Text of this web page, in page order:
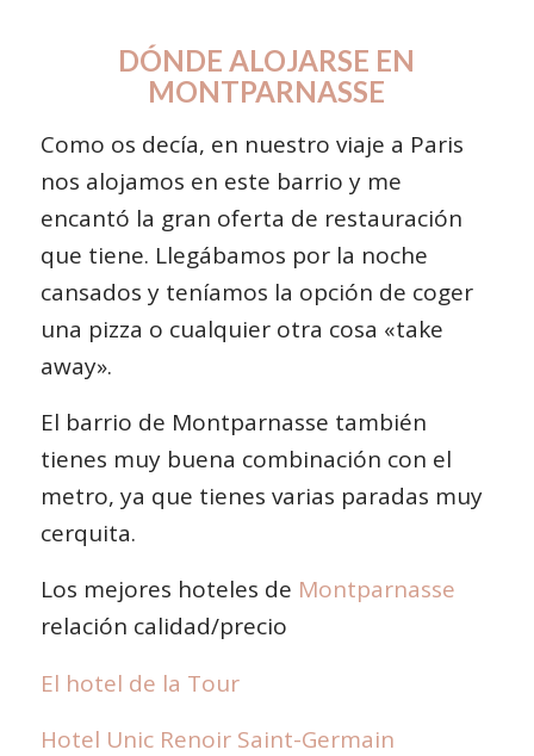
DÓNDE ALOJARSE EN
MONTPARNASSE
Como os decía, en nuestro viaje a Paris
nos alojamos en este barrio y me
encantó la gran oferta de restauración
que tiene. Llegábamos por la noche
cansados y teníamos la opción de coger
una pizza o cualquier otra cosa «take
away».
El barrio de Montparnasse también
tienes muy buena combinación con el
metro, ya que tienes varias paradas muy
cerquita.
Los mejores hoteles de Montparnasse
relación calidad/precio
El hotel de la Tour
Hotel Unic Renoir Saint-Germain